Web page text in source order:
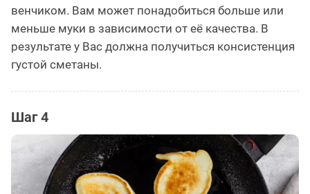
венчиком. Вам может понадобиться больше или
меньше муки в зависимости от её качества. В
результате у Вас должна получиться консистенция
густой сметаны.
Шаг 4